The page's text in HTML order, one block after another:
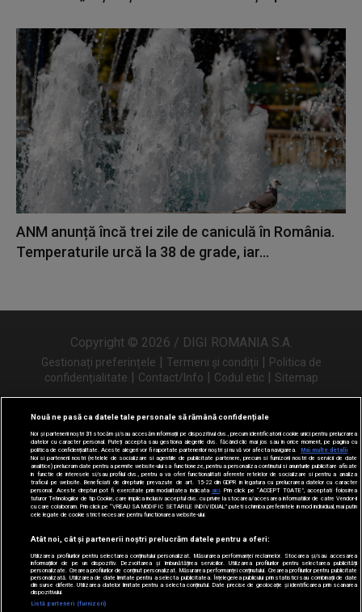
ANM anunță încă trei zile de caniculă în România.
Temperaturile urcă la 38 de grade, iar...
Copyright © 2026 / DIGI ROMANIA S.A.
Gestionați preferințele | Termeni și condiții | Politica de
confidențialitate | Contact/Info | Codul etic | Sitemap
Urmărește-ne și pe
Nouă ne pasă ca datele tale personale să rămână confidențiale
Noi și partenerii noștri31 stocăm și/sau accesăm informații pe dispozitivul dvs., precum identificatorii cookie unici pentru prelucrarea
datelor cu caracter personal. Puteți accepta sau gestiona alegerile dvs. făcând clic mai jos sau în orice moment, pe pagina cu
politica de confidențialitate. Aceste alegeri vor fi raportate partenerilor noștri și nu vă vor afecta navigarea.
Mai multe detalii
Noi si partenerii nostri (retelele de socializare si agentiile de publicitate partenere, precum si furnizorii nostri de servicii de date
analitice) prelucram date pentru a permite website-ului sa functioneze, pentru a personaliza continutul si anunturile publicitare afisate
in functie de interesele si/sau profilul dvs., pentru a va oferi functionalitati aferente retelelor de socializare si pentru a analiza
traficul pe website. Beneficiati de drepturile prevazute de art. 15-22 din GDPR in legatura cu prelucrarea datelor cu caracter
personal. Aceste drepturi pot fi exercitate prin modalitatea indicata aici. Prin click pe “ACCEPT TOATE”, acceptati folosirea
tuturor Tehnologiilor de tip Cookie, care implica inclusiv acceptul dvs. cu privire la stocarea/accesarea informatiilor de catre Vendor-ii
cu care colaboram. Prin click pe “VREAU SA MODIFIC SETARILE INDIVIDUAL” puteti schimba preferintele in mod individual, mai putin
cele legate de cookie strict necesare pentru functionarea website-ului.
Atât noi, cât și partenerii noștri prelucrăm datele pentru a oferi:
Utilizarea profilurilor pentru selectarea conținutului personalizat. Măsurarea performanței reclamelor. Stocarea și/sau accesarea
informațiilor de pe un dispozitiv. Dezvoltarea și îmbunătățirea serviciilor. Utilizarea profilurilor pentru selectarea publicității
personalizate. Crearea profilurilor de conținut personalizat. Măsurarea performanței conținutului. Crearea profilurilor pentru publicitate
personalizată. Utilizarea de date limitate pentru a selecta publicitatea. Înțelegerea publicului prin statistici sau combinații de date
din surse diferite. Utilizarea datelor limitate pentru a selecta conținutul. Date precise de geolocație și identificarea prin scanarea
dispozitivului.
Listă parteneri (furnizori)